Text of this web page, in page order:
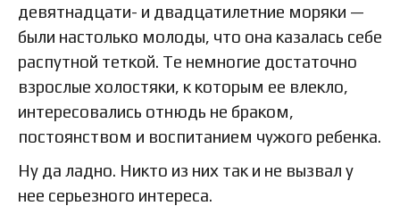
девятнадцати- и двадцатилетние моряки —
были настолько молоды, что она казалась себе
распутной теткой. Те немногие достаточно
взрослые холостяки, к которым ее влекло,
интересовались отнюдь не браком,
постоянством и воспитанием чужого ребенка.
Ну да ладно. Никто из них так и не вызвал у
нее серьезного интереса.